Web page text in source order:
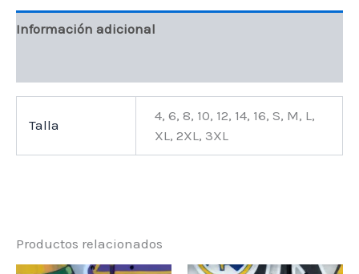
Información adicional
Talla
4, 6, 8, 10, 12, 14, 16, S, M, L,
XL, 2XL, 3XL
Productos relacionados